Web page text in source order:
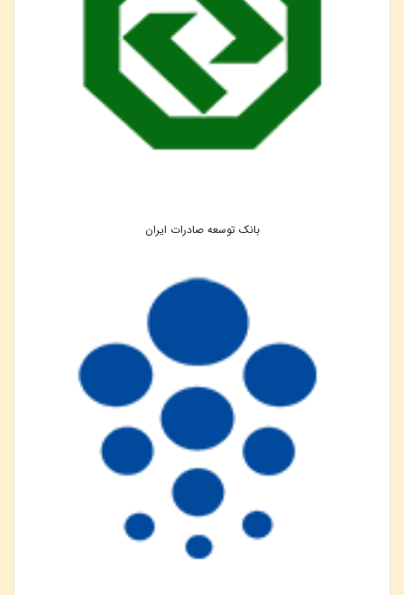
بانک توسعه صادرات ایران